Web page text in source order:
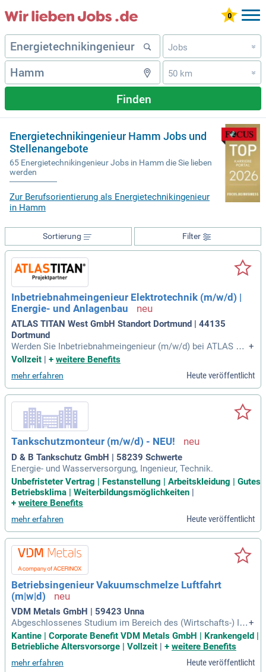
Jobs »
50 km »
Finden
Energietechnikingenieur Hamm Jobs und
Stellenangebote
65 Energietechnikingenieur Jobs in Hamm die Sie lieben
werden
Zur Berufsorientierung als Energietechnikingenieur
in Hamm
Filter
Sortierung
Inbetriebnahmeingenieur Elektrotechnik (m/w/d) |
Energie- und Anlagenbau
ATLAS TITAN West GmbH Standort Dortmund | 44135
Dortmund
Werden Sie Inbetriebnahmeingenieur (m/w/d) bei ATLAS TIT
AN West GmbH und gestalten Sie innovative Energie- und In
betriebnahme elektrotechnischer Systeme und identifizieren
Optimierungspotenziale für einen reibungslosen Übergang i
n den Betrieb. Ihre Aufgaben umfassen die eigenverantwortli
che Planung und Organisation, einschließlich der Erstellung
von Inbetriebnahmeplänen und technischer Dokumentation.
Sie koordinieren Schnittstellen zwischen Elektrotechnik, E
MSR und anderen Gewerken. Zudem führen Sie Funktionspr
üfungen, Loop-Checks und Systemtests durch. Bewerben Si
e sich jetzt und werden Sie Teil zukunftsweisender Projekte
im Energiesektor!
+
Vollzeit
+ weitere Benefits
mehr erfahren Heute veröffentlicht
Tankschutzmonteur (m/w/d) - NEU!
D & B Tankschutz GmbH | 58239 Schwerte
Energie- und Wasserversorgung, Ingenieur, Technik.
Unbefristeter Vertrag | Festanstellung | Arbeitskleidung | Gutes
Betriebsklima | Weiterbildungsmöglichkeiten |
+ weitere Benefits
mehr erfahren Heute veröffentlicht
Betriebsingenieur Vakuumschmelze Luftfahrt
(m|w|d)
VDM Metals GmbH | 59423 Unna
Abgeschlossenes Studium im Bereich des (Wirtschafts-) Ing
enieurwesens, Metallurgie, Werkstofftechnik oder Vergleich
bares; Mehrjährige Berufserfahrung in der Erzeugung von Ed
elstahl, Nichteisenlegierungen oder Stahl; Erfahrung mit kon
tinuierlichen Produktionsbetrieben
+
Kantine | Corporate Benefit VDM Metals GmbH | Krankengeld |
Betriebliche Altersvorsorge | Vollzeit | + weitere Benefits
mehr erfahren Heute veröffentlicht